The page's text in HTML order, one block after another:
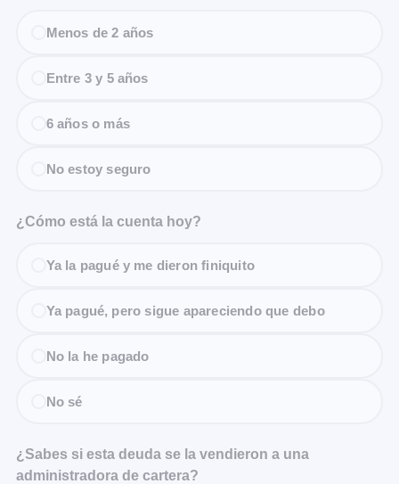
Menos de 2 años
Entre 3 y 5 años
6 años o más
No estoy seguro
¿Cómo está la cuenta hoy?
Ya la pagué y me dieron finiquito
Ya pagué, pero sigue apareciendo que debo
No la he pagado
No sé
¿Sabes si esta deuda se la vendieron a una
administradora de cartera?